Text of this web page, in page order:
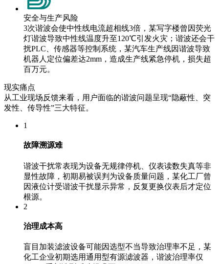
安全与生产风险
3次谐波会使中性线电流超相线3倍，某写字楼曾因荧光
灯谐波导致中性线温度升至120℃引发火灾；谐波还会干
扰PLC、传感器等控制系统，某汽车生产线因谐波导致
机器人定位偏差达2mm，造成生产线紧急停机，损失超
百万元。
现实痛点
从工业现场反馈来看，用户面临的谐波问题呈现“隐蔽性、突
发性、传导性”三大特征。
1
故障溯源难
谐波干扰常表现为设备无规律停机、仪表读数失真等非
显性故障，初期易被误判为设备质量问题，某化工厂曾
因液位计受谐波干扰显示异常，反复更换仪表后才定位
根源。
2
治理成本高
盲目加装滤波设备可能因选型不当导致治理率不足，某
化工企业初期选用通用型有源滤波器，谐波治理率仅